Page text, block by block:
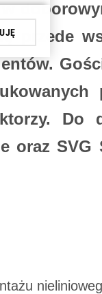
przede
Do
oraz SVG
z